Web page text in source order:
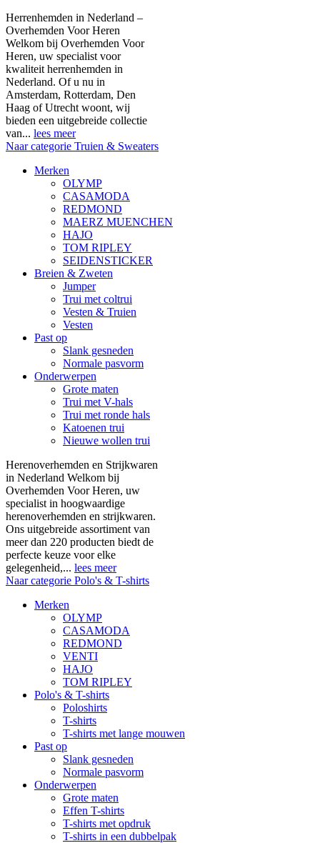
Herrenhemden in Nederland –
Overhemden Voor Heren
Welkom bij Overhemden Voor
Heren, uw specialist voor
kwaliteit herrenhemden in
Nederland. Of u nu in
Amsterdam, Rotterdam, Den
Haag of Utrecht woont, wij
bieden een uitgebreide collectie
van... lees meer
Naar categorie Truien & Sweaters
Merken
OLYMP
CASAMODA
REDMOND
MAERZ MUENCHEN
HAJO
TOM RIPLEY
SEIDENSTICKER
Breien & Zweten
Jumper
Trui met coltrui
Vesten & Truien
Vesten
Past op
Slank gesneden
Normale pasvorm
Onderwerpen
Grote maten
Trui met V-hals
Trui met ronde hals
Katoenen trui
Nieuwe wollen trui
Herenoverhemden en Strijkwaren
in Nederland Welkom bij
Overhemden Voor Heren, uw
specialist in hoogwaardige
herenoverhemden en strijkwaren.
Ons uitgebreide assortiment van
meer dan 220 producten biedt de
perfecte keuze voor elke
gelegenheid,... lees meer
Naar categorie Polo's & T-shirts
Merken
OLYMP
CASAMODA
REDMOND
VENTI
HAJO
TOM RIPLEY
Polo's & T-shirts
Poloshirts
T-shirts
T-shirts met lange mouwen
Past op
Slank gesneden
Normale pasvorm
Onderwerpen
Grote maten
Effen T-shirts
T-shirts met opdruk
T-shirts in een dubbelpak